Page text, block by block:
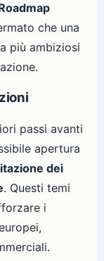
che una
più ambiziosi
passi avanti
apertura
dei
. Questi temi
i